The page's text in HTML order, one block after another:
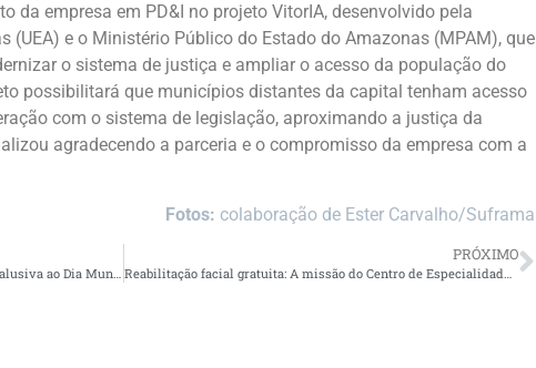
da empresa em PD&I no projeto VitorIA, desenvolvido pela
(UEA) e o Ministério Público do Estado do Amazonas (MPAM), que
o sistema de justiça e ampliar o acesso da população do
possibilitará que municípios distantes da capital tenham acesso
com o sistema de legislação, aproximando a justiça da
agradecendo a parceria e o compromisso da empresa com a
Fotos: colaboração de Ester Carvalho/Suframa
PRÓXIMO